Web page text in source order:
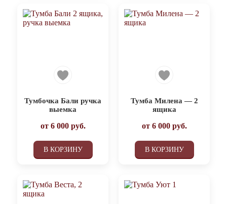
Тумбочка Бали ручка
выемка
от 6 000руб.
В КОРЗИНУ
Тумба Милена — 2
ящика
от 6 000руб.
В КОРЗИНУ